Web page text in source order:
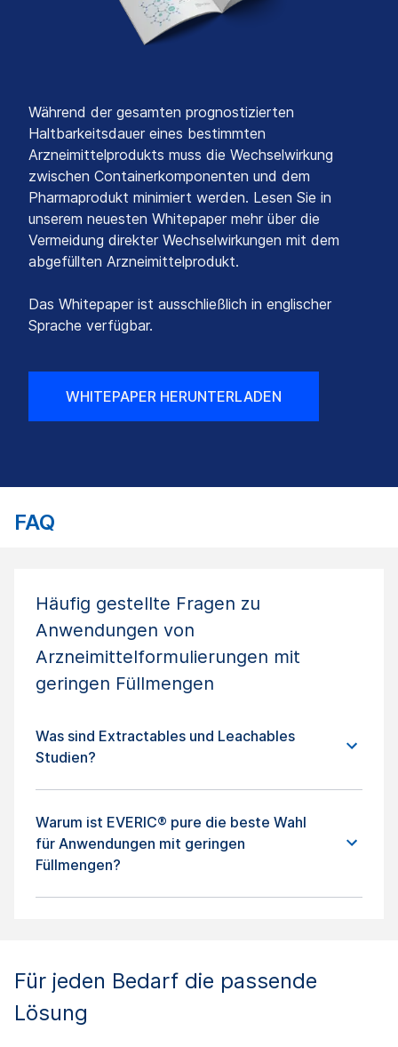
Während der gesamten prognostizierten
Haltbarkeitsdauer eines bestimmten
Arzneimittelprodukts muss die Wechselwirkung
zwischen Containerkomponenten und dem
Pharmaprodukt minimiert werden. Lesen Sie in
unserem neuesten Whitepaper mehr über die
Vermeidung direkter Wechselwirkungen mit dem
abgefüllten Arzneimittelprodukt.
Das Whitepaper ist ausschließlich in englischer
Sprache verfügbar.
WHITEPAPER HERUNTERLADEN
FAQ
Häufig gestellte Fragen zu
Anwendungen von
Arzneimittelformulierungen mit
geringen Füllmengen
Was sind Extractables und Leachables
Studien?
Warum ist EVERIC® pure die beste Wahl
für Anwendungen mit geringen
Füllmengen?
Für jeden Bedarf die passende
Lösung